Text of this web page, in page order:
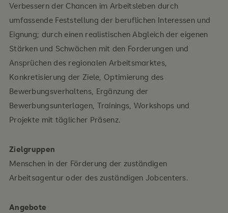
Verbessern der Chancen im Arbeitsleben durch
umfassende Feststellung der beruflichen Interessen und
Eignung; durch einen realistischen Abgleich der eigenen
Stärken und Schwächen mit den Forderungen und
Ansprüchen des regionalen Arbeitsmarktes,
Konkretisierung der Ziele, Optimierung des
Bewerbungsverhaltens, Ergänzung der
Bewerbungsunterlagen, Trainings, Workshops und
Projekte mit täglicher Präsenz.
Zielgruppen
Menschen in der Förderung der zuständigen
Arbeitsagentur oder des zuständigen Jobcenters.
Angebote